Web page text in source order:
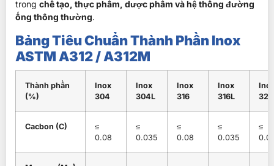
trong chế tạo, thực phẩm, dược phẩm và hệ thống đường
ống thông thường.
Bảng Tiêu Chuẩn Thành Phần Inox
ASTM A312 / A312M
Thành phần
(%)
Inox
304
Inox
304L
Inox
316
Inox
316L
321
Cacbon (C)
≤
0.08
≤
0.035
≤
0.08
≤
0.035
≤